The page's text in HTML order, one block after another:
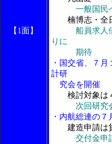
【1面】
一般国民
楠博志・全
船員求人
りに
期待
・国交省、７
計研
究会を開催
検討対象は
次回研究
・内航総連の
建造申請は
交付金申